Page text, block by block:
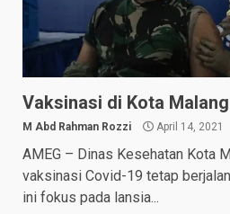
Vaksinasi di Kota
M Abd Rahman Rozzi April 14, 2021
AMEG – Dinas Kesehatan Kota
vaksinasi Covid-19 tetap
ini fokus pada lansia...